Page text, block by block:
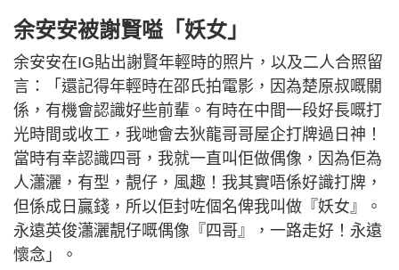
余安安被謝賢嗌「妖女」
余安安在IG貼出謝賢年輕時的照片，以及二人合照留
言：「還記得年輕時在邵氏拍電影，因為楚原叔嘅關
係，有機會認識好些前輩。有時在中間一段好長嘅打
光時間或收工，我哋會去狄龍哥哥屋企打牌過日神！
當時有幸認識四哥，我就一直叫佢做偶像，因為佢為
人瀟灑，有型，靚仔，風趣！我其實唔係好識打牌，
但係成日贏錢，所以佢封咗個名俾我叫做『妖女』。
永遠英俊瀟灑靚仔嘅偶像『四哥』，一路走好！永遠
懷念」。